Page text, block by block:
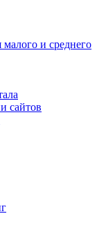
малого и среднего
сайтов